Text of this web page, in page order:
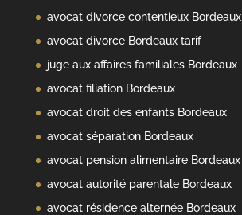
avocat divorce contentieux Bordeaux
avocat divorce Bordeaux tarif
juge aux affaires familiales Bordeaux
avocat filiation Bordeaux
avocat droit des enfants Bordeaux
avocat séparation Bordeaux
avocat pension alimentaire Bordeaux
avocat autorité parentale Bordeaux
avocat résidence alternée Bordeaux